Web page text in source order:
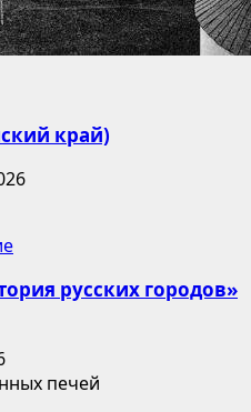
край)
русских городов»